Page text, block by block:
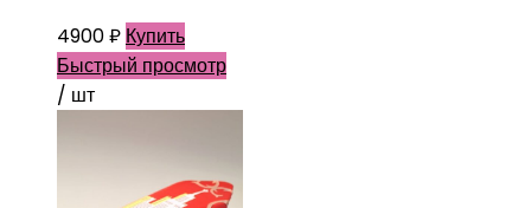
4900₽ Купить
Быстрый просмотр
/ шт